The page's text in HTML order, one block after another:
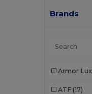
Brands
Armor Lux
ATF (17)